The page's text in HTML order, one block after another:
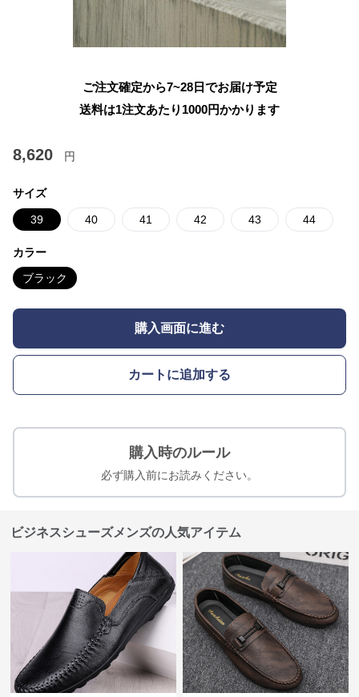
ご注文確定から7~28日でお届け予定
送料は1注文あたり 1000円かかります
8,620 円
サイズ
39 40 41 42 43 44
カラー
ブラック
購入画面に進む
カートに追加する
購入時のルール
必ず購入前にお読みください。
ビジネスシューズメンズの人気アイテム